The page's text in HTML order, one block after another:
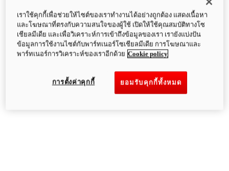
เราใช้คุกกี้เพื่อช่วยให้ไซต์ของเราทำงานได้อย่างถูกต้อง แสดงเนื้อหา
และโฆษณาที่ตรงกับความสนใจของผู้ใช้ เปิดให้ใช้คุณสมบัติทางโซ
เชียลมีเดีย และเพื่อวิเคราะห์การเข้าถึงข้อมูลของเรา เรายังแบ่งปัน
ข้อมูลการใช้งานไซต์กับพาร์ทเนอร์โซเชียลมีเดีย การโฆษณาและ
พาร์ทเนอร์การวิเคราะห์ของเราอีกด้วย Cookie policy
ยอมรับคุกกี้ทั้งหมด
การตั้งค่าคุกกี้